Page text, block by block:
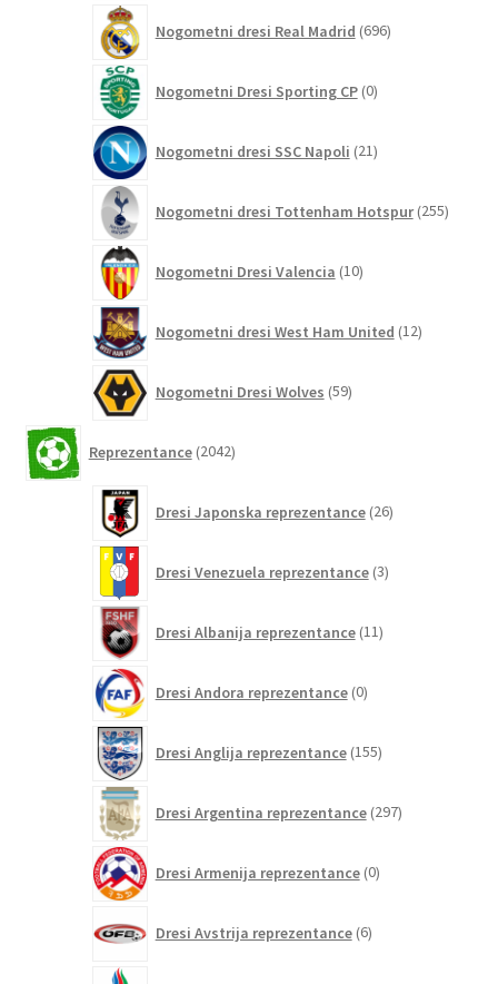
Nogometni dresi Real Madrid 696izdelkov
Nogometni Dresi Sporting CP 0izdelkov
Nogometni dresi SSC Napoli 21izdelkov
Nogometni dresi Tottenham Hotspur 255
Nogometni Dresi Valencia 10izdelkov
Nogometni dresi West Ham United 12izdelkov
Nogometni Dresi Wolves 59izdelkov
Reprezentance 2042izdelkov
Dresi Japonska reprezentance 26izdelkov
Dresi Venezuela reprezentance 3izdelki
Dresi Albanija reprezentance 11izdelkov
Dresi Andora reprezentance 0izdelkov
Dresi Anglija reprezentance 155izdelkov
Dresi Argentina reprezentance 297izdelkov
Dresi Armenija reprezentance 0izdelkov
Dresi Avstrija reprezentance 6izdelkov